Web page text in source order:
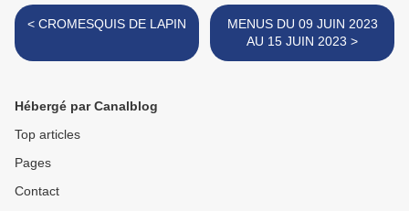
< CROMESQUIS DE LAPIN
MENUS DU 09 JUIN 2023
AU 15 JUIN 2023 >
Hébergé par Canalblog
Top articles
Pages
Contact